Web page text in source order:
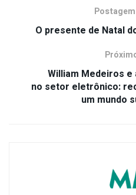
O presente de Natal
William Medeiros
no setor eletrônico:
um mundo